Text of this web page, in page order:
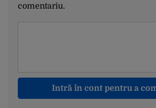
comentariu.
Intră în cont pentru a